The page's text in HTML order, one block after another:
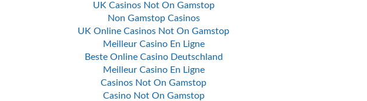
UK Casinos Not On Gamstop
Non Gamstop Casinos
UK Online Casinos Not On Gamstop
Meilleur Casino En Ligne
Beste Online Casino Deutschland
Meilleur Casino En Ligne
Casinos Not On Gamstop
Casino Not On Gamstop